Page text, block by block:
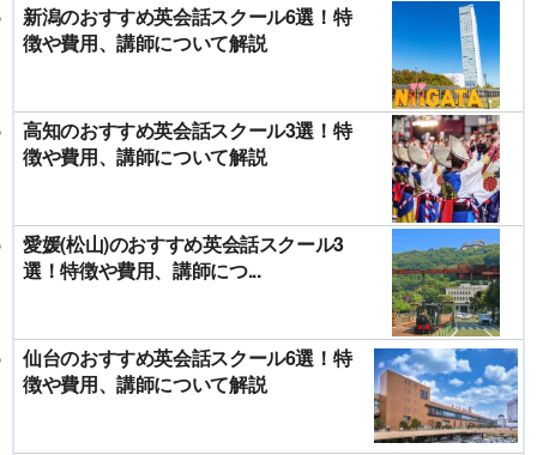
新潟のおすすめ英会話スクール6選！特
徴や費用、講師について解説
高知のおすすめ英会話スクール3選！特
徴や費用、講師について解説
愛媛(松山)のおすすめ英会話スクール3
選！特徴や費用、講師につ...
仙台のおすすめ英会話スクール6選！特
徴や費用、講師について解説